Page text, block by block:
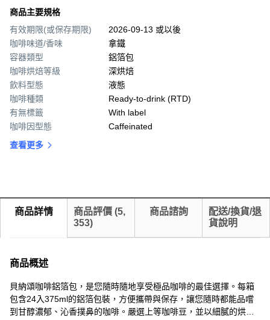
商品主要規格
有效期限(或保存期限)
2026-09-13 或以後
咖啡味道/香味
拿鐵
容器類型
鋁箔包
咖啡烘焙等級
深烘焙
飲料型態
液態
咖啡種類
Ready-to-drink (RTD)
有無標籤
With label
咖啡因型態
Caffeinated
查看更多
商品詳情 商品評價 (5,
353)
商品諮詢
配送/換貨/退
貨說明
商品概述
貝納頌咖啡鋁箔包，是您隨時隨地享受極品咖啡的最佳選擇。每箱
包含24入375ml的鋁箔包裝，方便攜帶與保存，讓您隨時都能品嚐
到甘醇濃郁、沁香撲鼻的咖啡。嚴選上等咖啡豆，並以細膩的烘焙